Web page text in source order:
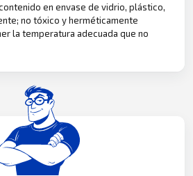
en envase de vidrio, plástico,
no tóxico y herméticamente
la temperatura adecuada que no